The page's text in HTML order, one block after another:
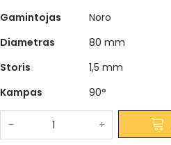
Gamintojas
Noro
Diametras
80 mm
Storis
1,5 mm
Kampas
90°
- +